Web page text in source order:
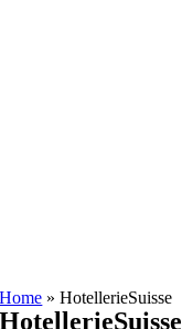
Home »HotellerieSuisse
HotellerieSuisse